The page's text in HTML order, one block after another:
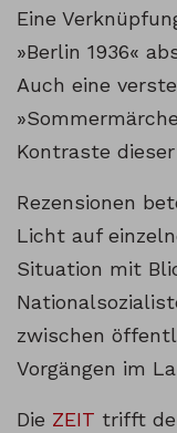
Eine
»Berlin 1936«
Auch eine
Kontraste
Rezensionen
Licht auf
Situation mit
zwischen
Vorgängen im
Die ZEIT trifft